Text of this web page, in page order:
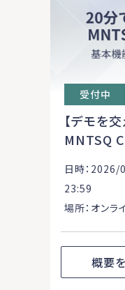
受付中
【デモを
MNTSQ
日時：
23:59
場所：オンラ
概要